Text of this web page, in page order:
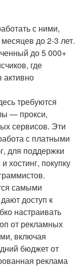
с ними,
до 2-3 лет.
до 5 000+
где
активно
требуются
— прокси,
сервисов. Эти
с платными
для поддержки
хостинг, покупку
самыми
доступ к
настраивать
от рекламных
включая
бюджет от
реклама